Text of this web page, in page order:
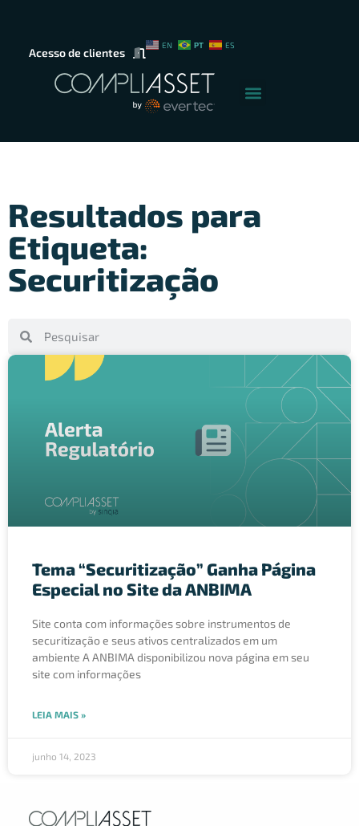
Acesso de clientes
EN PT ES
Resultados para
Etiqueta:
Securitização
Tema “Securitização” Ganha Página
Especial no Site da ANBIMA
Site conta com informações sobre instrumentos de
securitização e seus ativos centralizados em um
ambiente A ANBIMA disponibilizou nova página em seu
site com informações
LEIA MAIS »
junho 14, 2023